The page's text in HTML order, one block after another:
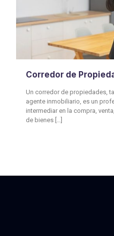
Corredor de
Un corredor de propiedades,
agente inmobiliario, es un
intermediar en la compra,
de bienes […]